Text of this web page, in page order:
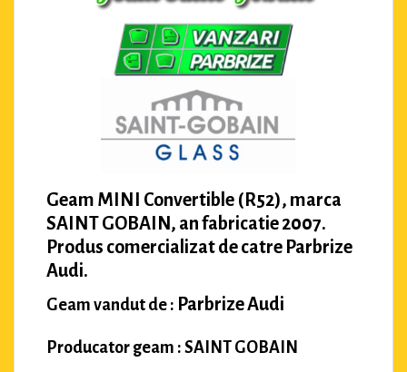
Geam MINI Convertible (R52), marca
SAINT GOBAIN, an fabricatie 2007.
Produs comercializat de catre Parbrize
Audi.
Geam vandut de : Parbrize Audi
Producator geam : SAINT GOBAIN